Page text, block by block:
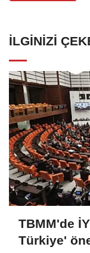
İLGINIZI
TBMM'de
Türkiye'